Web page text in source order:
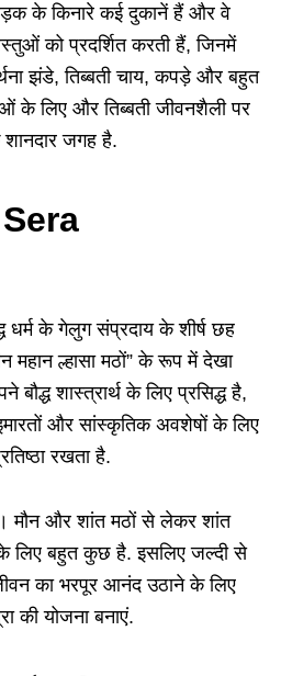
के किनारे कई दुकानें हैं और वे
को प्रदर्शित करती हैं, जिनमें
झंडे, तिब्बती चाय, कपड़े और बहुत
के लिए और तिब्बती जीवनशैली पर
जगह है.
धर्म के गेलुग संप्रदाय के शीर्ष छह
ल्हासा मठों” के रूप में देखा
शास्त्रार्थ के लिए प्रसिद्ध है,
और सांस्कृतिक अवशेषों के लिए
रखता है.
मौन और शांत मठों से लेकर शांत
बहुत कुछ है. इसलिए जल्दी से
का भरपूर आनंद उठाने के लिए
की योजना बनाएं.